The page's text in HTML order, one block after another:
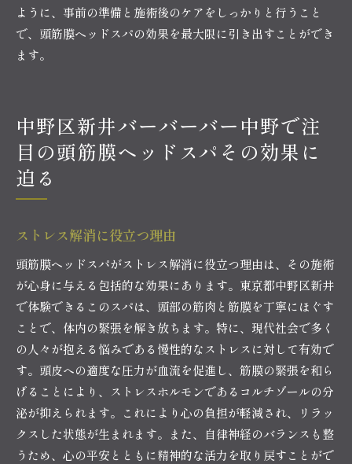
ように、事前の準備と施術後のケアをしっかりと行うこと
で、頭筋膜ヘッドスパの効果を最大限に引き出すことができ
ます。
中野区新井バーバーバー中野で注
目の頭筋膜ヘッドスパその効果に
迫る
ストレス解消に役立つ理由
頭筋膜ヘッドスパがストレス解消に役立つ理由は、その施術
が心身に与える包括的な効果にあります。東京都中野区新井
で体験できるこのスパは、頭部の筋肉と筋膜を丁寧にほぐす
ことで、体内の緊張を解き放ちます。特に、現代社会で多く
の人々が抱える悩みである慢性的なストレスに対して有効で
す。頭皮への適度な圧力が血流を促進し、筋膜の緊張を和ら
げることにより、ストレスホルモンであるコルチゾールの分
泌が抑えられます。これにより心の負担が軽減され、リラッ
クスした状態が生まれます。また、自律神経のバランスも整
うため、心の平安とともに精神的な活力を取り戻すことがで